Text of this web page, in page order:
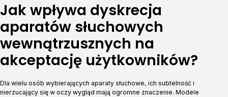
Jak wpływa dyskrecja
aparatów słuchowych
wewnątrzusznych na
akceptację użytkowników?
Dla wielu osób wybierających aparaty słuchowe, ich subtelność i
nierzucający się w oczy wygląd mają ogromne znaczenie. Modele